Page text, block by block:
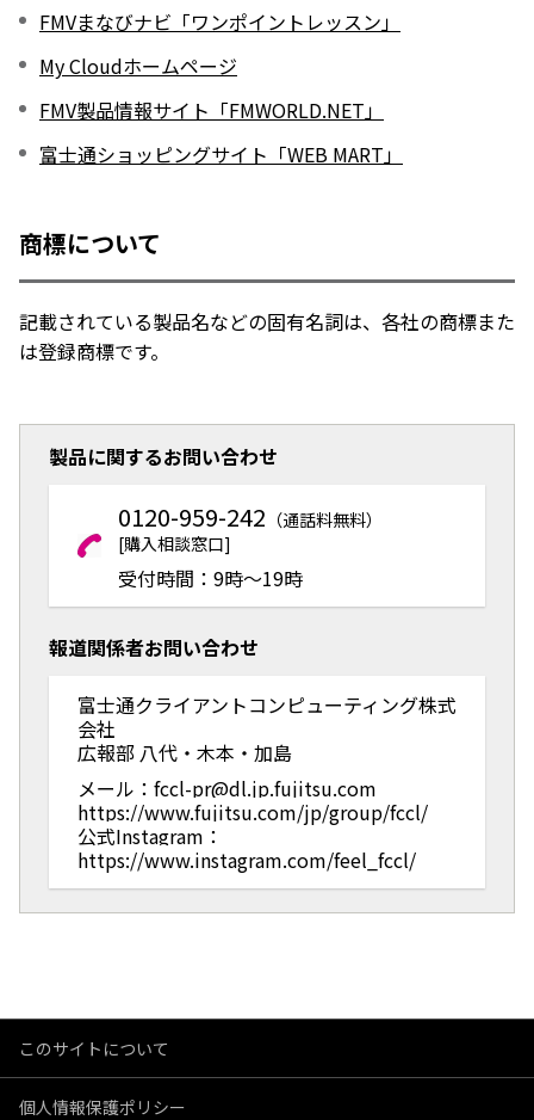
FMVまなびナビ「ワンポイントレッスン」
My Cloudホームページ
FMV製品情報サイト「FMWORLD.NET」
富士通ショッピングサイト「WEB MART」
商標について
記載されている製品名などの固有名詞は、各社の商標また
は登録商標です。
製品に関するお問い合わせ
0120-959-242 （通話料無料）
[購入相談窓口]
受付時間：9時～19時
報道関係者お問い合わせ
富士通クライアントコンピューティング株式
会社
広報部 八代・木本・加島
メール：fccl-pr@dl.jp.fujitsu.com
https://www.fujitsu.com/jp/group/fccl/
公式Instagram：
https://www.instagram.com/feel_fccl/
このサイトについて
個人情報保護ポリシー